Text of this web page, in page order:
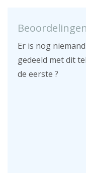
Er is nog
gedeeld met dit
de eerste ?